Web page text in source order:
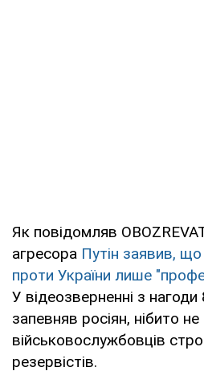
Як повідомляв
агресора Путін заявив,
проти України лише
У відеозверненні з нагоди
запевняв росіян, нібито не
військовослужбовців
резервістів.